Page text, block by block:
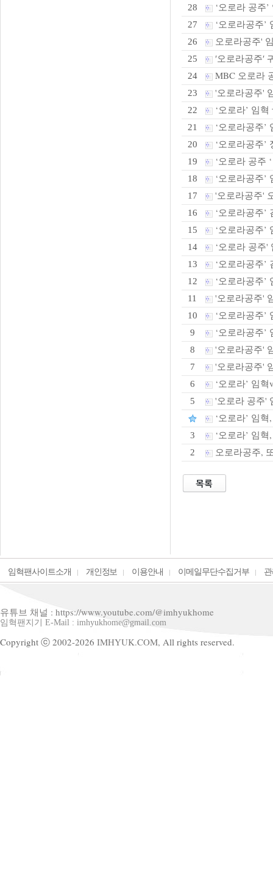
28 ‘오로라 공주
27 ‘오로라공주’
26 오로라공주'
25 ′오로라공주′
24 MBC 오로라
23 '오로라공주'
22 ‘오로라’ 임
21 ‘오로라공주
20 ‘오로라공주
19 ‘오로라 공주
18 ‘오로라공주’
17 '오로라공주'
16 ‘오로라공주’
15 ‘오로라공주
14 ‘오로라 공주'
13 ‘오로라공주
12 ‘오로라공주
11 '오로라공주'
10 ‘오로라공주’
9 ‘오로라공주
8 '오로라공주'
7 '오로라공주'
6 ‘오로라’ 임
5
'오로라 공주'
‘오로라’ 임
3 ‘오로라’ 임
2 오로라공주,
임혁팬사이트소개 개인정보 이용안내 이메일무단수집거부
유튜브 채널 : https://www.youtube.com/@imhyukhome
임혁팬지기 E-Mail : imhyukhome@gmail.com
Copyright ⓒ 2002-2026 IMHYUK.COM, All rights reserved.